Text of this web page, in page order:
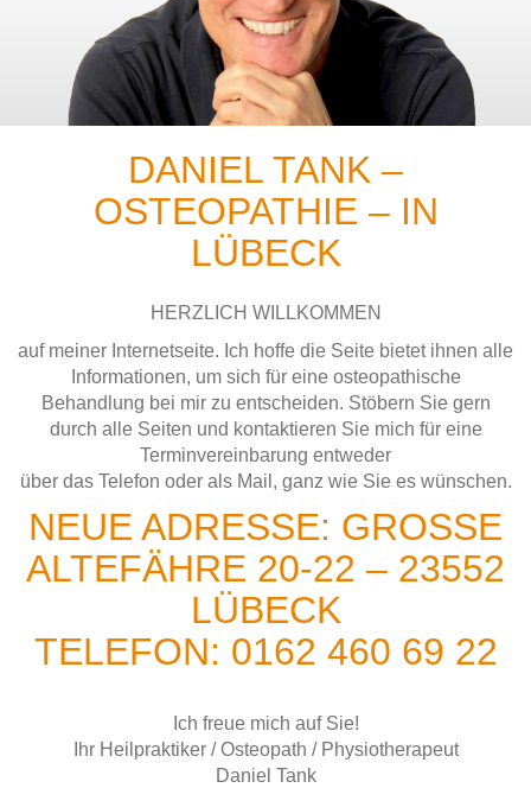
DANIEL TANK –
OSTEOPATHIE – IN
LÜBECK
HERZLICH WILLKOMMEN
auf meiner Internetseite. Ich hoffe die Seite bietet ihnen alle
Informationen, um sich für eine osteopathische
Behandlung bei mir zu entscheiden. Stöbern Sie gern
durch alle Seiten und kontaktieren Sie mich für eine
Terminvereinbarung entweder
über das Telefon oder als Mail, ganz wie Sie es wünschen.
NEUE ADRESSE: GROSSE
ALTEFÄHRE 20-22 – 23552
LÜBECK
TELEFON: 0162 460 69 22
Ich freue mich auf Sie!
Ihr Heilpraktiker / Osteopath / Physiotherapeut
Daniel Tank